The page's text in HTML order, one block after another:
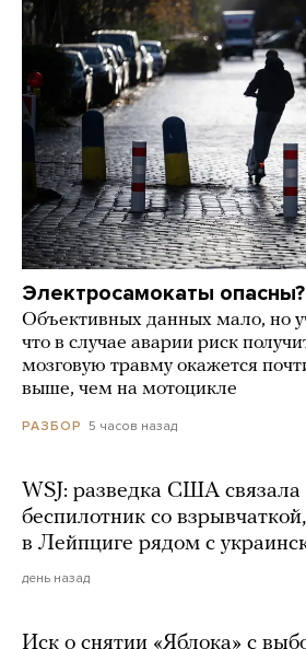
Электросамокаты опасны?
Объективных данных мало, но
что в случае аварии риск
мозговую травму окажется
выше, чем на мотоцикле
РАЗБОР 5 часов назад
WSJ: разведка США связала
беспилотник со
в Лейпциге рядом с
день назад
Иск о снятии «Яблока» с